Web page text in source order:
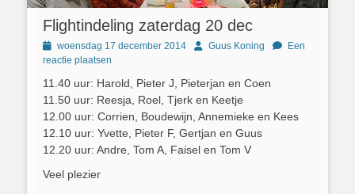
Flightindeling zaterdag 20 dec
Geplaatst
op
woensdag 17 december 2014 AuthorGuus Koning
Een
reactie plaatsen
11.40 uur: Harold, Pieter J, Pieterjan en Coen
11.50 uur: Reesja, Roel, Tjerk en Keetje
12.00 uur: Corrien, Boudewijn, Annemieke en Kees
12.10 uur: Yvette, Pieter F, Gertjan en Guus
12.20 uur: Andre, Tom A, Faisel en Tom V
Veel plezier